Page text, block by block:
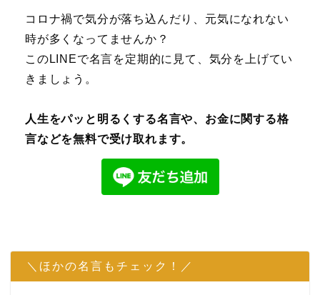
コロナ禍で気分が落ち込んだり、元気になれない
時が多くなってませんか？
このLINEで名言を定期的に見て、気分を上げてい
きましょう。
人生をパッと明るくする名言や、お金に関する格
言などを無料で受け取れます。
＼ほかの名言もチェック！／